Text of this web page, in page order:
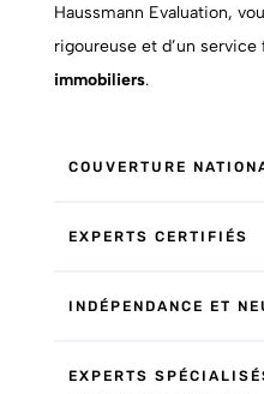
Haussmann Evaluation,
rigoureuse et d’un service
immobiliers.
COUVERTURE
EXPERTS CERTIFIÉS
INDÉPENDANCE ET
EXPERTS